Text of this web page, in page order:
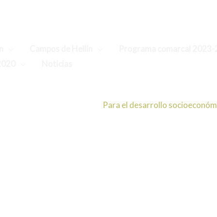
Para el desarrollo